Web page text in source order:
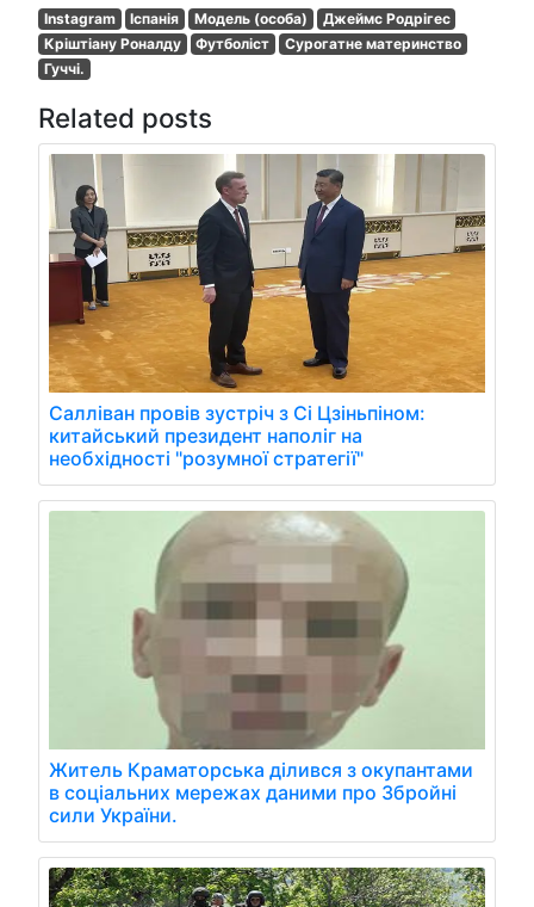
Instagram Іспанія Модель (особа)
Джеймс Родрігес
Кріштіану Роналду
Футболіст
Сурогатне материнство
Гуччі.
Related posts
Салліван провів зустріч з Сі Цзіньпіном:
китайський президент наполіг на
необхідності "розумної стратегії"
Житель Краматорська ділився з окупантами
в соціальних мережах даними про Збройні
сили України.